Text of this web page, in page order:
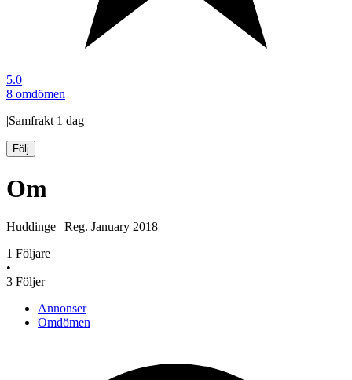
5.0
8 omdömen
|Samfrakt 1 dag
Följ
Om
Huddinge | Reg. January 2018
1 Följare
•
3 Följer
Annonser
Omdömen